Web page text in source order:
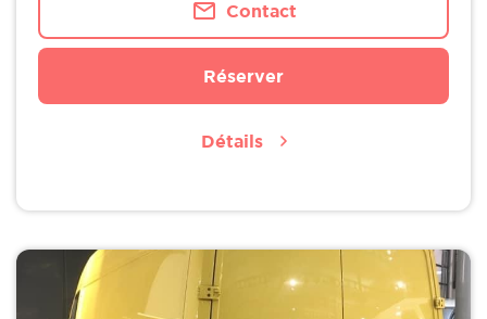
Contact
Réserver
Détails